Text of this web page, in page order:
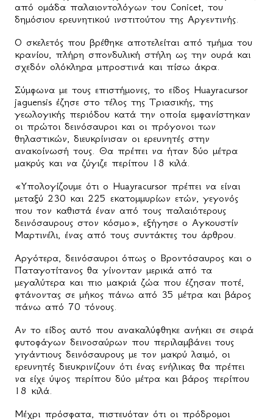
από ομάδα παλαιοντολόγων του Conicet, του
δημόσιου ερευνητικού ινστιτούτου της Αργεντινής.
Ο σκελετός που βρέθηκε αποτελείται από τμήμα του
κρανίου, πλήρη σπονδυλική στήλη ως την ουρά και
σχεδόν ολόκληρα μπροστινά και πίσω άκρα.
Σύμφωνα με τους επιστήμονες, το είδος Huayracursor
jaguensis έζησε στο τέλος της Τριασικής, της
γεωλογικής περιόδου κατά την οποία εμφανίστηκαν
οι πρώτοι δεινόσαυροι και οι πρόγονοι των
θηλαστικών, διευκρίνισαν οι ερευνητές στην
ανακοίνωσή τους. Θα πρέπει να ήταν δύο μέτρα
μακρύς και να ζύγιζε περίπου 18 κιλά.
«Υπολογίζουμε ότι ο Huayracursor πρέπει να είναι
μεταξύ 230 και 225 εκατομμυρίων ετών, γεγονός
που τον καθιστά έναν από τους παλαιότερους
δεινόσαυρους στον κόσμο», εξήγησε ο Αγκουστίν
Μαρτινέλι, ένας από τους συντάκτες του άρθρου.
Αργότερα, δεινόσαυροι όπως ο Βροντόσαυρος και ο
Παταγοτίτανος θα γίνονταν μερικά από τα
μεγαλύτερα και πιο μακριά ζώα που έζησαν ποτέ,
φτάνοντας σε μήκος πάνω από 35 μέτρα και βάρος
πάνω από 70 τόνους.
Αν το είδος αυτό που ανακαλύφθηκε ανήκει σε σειρά
φυτοφάγων δεινοσαύρων που περιλαμβάνει τους
γιγάντιους δεινόσαυρους με τον μακρύ λαιμό, οι
ερευνητές διευκρινίζουν ότι ένας ενήλικας θα πρέπει
να είχε ύψος περίπου δύο μέτρα και βάρος περίπου
18 κιλά.
Μέχρι πρόσφατα, πιστευόταν ότι οι πρόδρομοι